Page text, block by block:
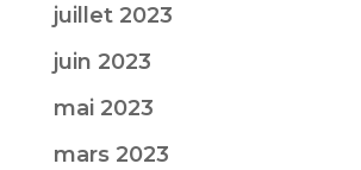
juillet 2023
juin 2023
mai 2023
mars 2023